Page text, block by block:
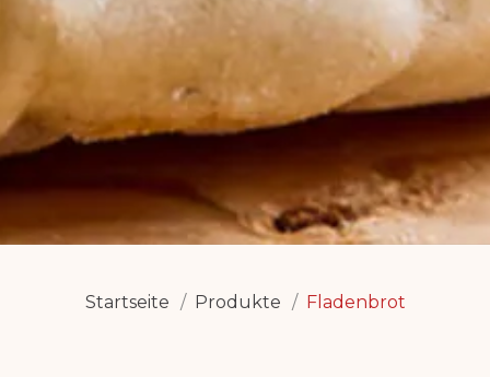
Startseite Produkte Fladenbrot